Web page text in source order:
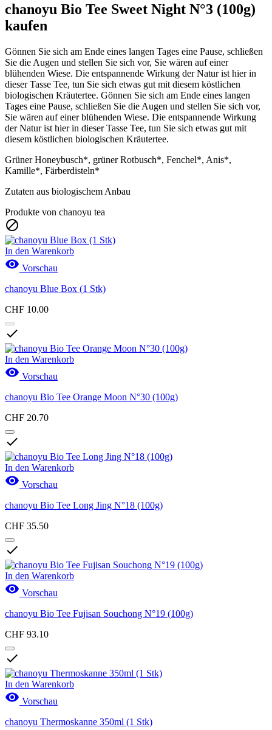
chanoyu Bio Tee Sweet Night N°3 (100g)
kaufen
Gönnen Sie sich am Ende eines langen Tages eine Pause, schließen
Sie die Augen und stellen Sie sich vor, Sie wären auf einer
blühenden Wiese. Die entspannende Wirkung der Natur ist hier in
dieser Tasse Tee, tun Sie sich etwas gut mit diesem köstlichen
biologischen Kräutertee. Gönnen Sie sich am Ende eines langen
Tages eine Pause, schließen Sie die Augen und stellen Sie sich vor,
Sie wären auf einer blühenden Wiese. Die entspannende Wirkung
der Natur ist hier in dieser Tasse Tee, tun Sie sich etwas gut mit
diesem köstlichen biologischen Kräutertee.
Grüner Honeybusch*, grüner Rotbusch*, Fenchel*, Anis*,
Kamille*, Färberdisteln*
Zutaten aus biologischem Anbau
Produkte von chanoyu tea

In den Warenkorb
 Vorschau
chanoyu Blue Box (1 Stk)
CHF 10.00

In den Warenkorb
 Vorschau
chanoyu Bio Tee Orange Moon N°30 (100g)
CHF 20.70

In den Warenkorb
 Vorschau
chanoyu Bio Tee Long Jing N°18 (100g)
CHF 35.50

In den Warenkorb
 Vorschau
chanoyu Bio Tee Fujisan Souchong N°19 (100g)
CHF 93.10

In den Warenkorb
 Vorschau
chanoyu Thermoskanne 350ml (1 Stk)